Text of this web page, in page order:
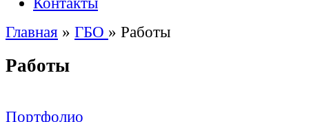
Главная » ГБО » Работы
Работы
Портфолио